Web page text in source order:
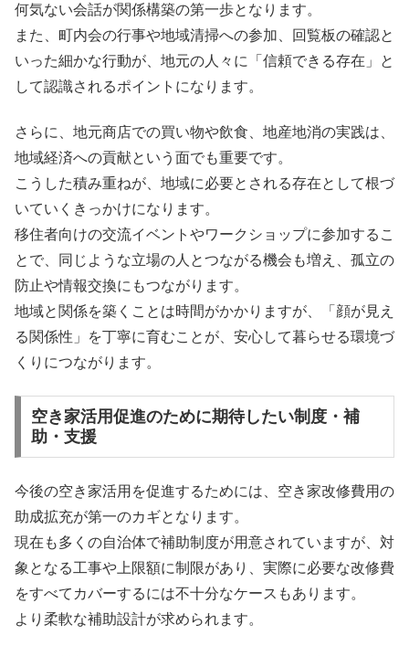
何気ない会話が関係構築の第一歩となります。
また、町内会の行事や地域清掃への参加、回覧板の確認と
いった細かな行動が、地元の人々に「信頼できる存在」と
して認識されるポイントになります。
さらに、地元商店での買い物や飲食、地産地消の実践は、
地域経済への貢献という面でも重要です。
こうした積み重ねが、地域に必要とされる存在として根づ
いていくきっかけになります。
移住者向けの交流イベントやワークショップに参加するこ
とで、同じような立場の人とつながる機会も増え、孤立の
防止や情報交換にもつながります。
地域と関係を築くことは時間がかかりますが、「顔が見え
る関係性」を丁寧に育むことが、安心して暮らせる環境づ
くりにつながります。
空き家活用促進のために期待したい制度・補
助・支援
今後の空き家活用を促進するためには、空き家改修費用の
助成拡充が第一のカギとなります。
現在も多くの自治体で補助制度が用意されていますが、対
象となる工事や上限額に制限があり、実際に必要な改修費
をすべてカバーするには不十分なケースもあります。
より柔軟な補助設計が求められます。